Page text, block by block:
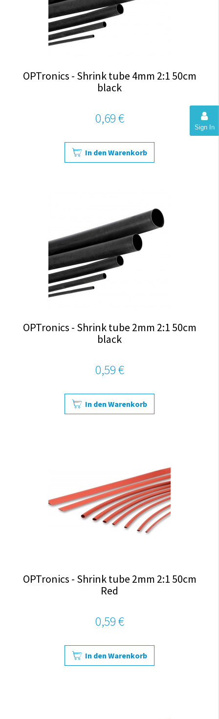
Sign In
OPTronics - Shrink tube 4mm 2:1 50cm
black
0,69 €
In den Warenkorb
OPTronics - Shrink tube 2mm 2:1 50cm
black
0,59 €
In den Warenkorb
OPTronics - Shrink tube 2mm 2:1 50cm
Red
0,59 €
In den Warenkorb